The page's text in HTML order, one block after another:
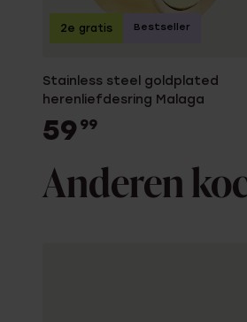
Stainless steel goldplated
herenliefdesring Malaga
59 99
2e gratis Bestseller
Anderen